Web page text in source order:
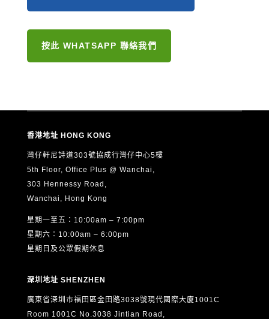
按此 WHATSAPP 聯絡我們
香港地址 HONG KONG
灣仔軒尼詩道303號協成行灣仔中心5樓
5th Floor, Office Plus @ Wanchai,
303 Hennessy Road,
Wanchai, Hong Kong
星期一至五：10:00am – 7:00pm
星期六：10:00am – 6:00pm
星期日及公眾假期休息
深圳地址 SHENZHEN
廣東省深圳市福田區金田路3038號現代國際大廈1001C
Room 1001C No.3038 Jintian Road,